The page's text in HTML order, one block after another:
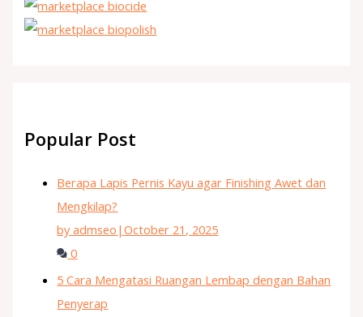
Popular Post
Berapa Lapis Pernis Kayu agar Finishing Awet dan
Mengkilap?
by admseo |October 21, 2025
0
5 Cara Mengatasi Ruangan Lembap dengan Bahan
Penyerap